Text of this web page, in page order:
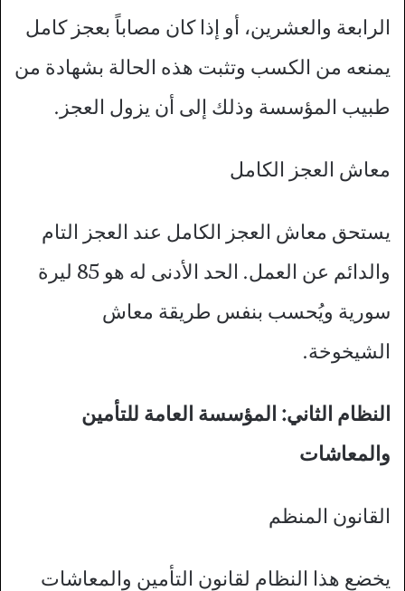
الرابعة والعشرين، أو إذا كان مصاباً بعجز كامل
يمنعه من الكسب وتثبت هذه الحالة بشهادة من
طبيب المؤسسة وذلك إلى أن يزول العجز.
معاش العجز الكامل
يستحق معاش العجز الكامل عند العجز التام
والدائم عن العمل. الحد الأدنى له هو 85 ليرة
سورية ويُحسب بنفس طريقة معاش
الشيخوخة.
النظام الثاني: المؤسسة العامة للتأمين
والمعاشات
القانون المنظم
يخضع هذا النظام لقانون التأمين والمعاشات